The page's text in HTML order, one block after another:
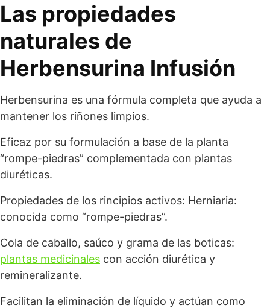
Las propiedades
naturales de
Herbensurina Infusión
Herbensurina es una fórmula completa que ayuda a
mantener los riñones limpios.
Eficaz por su formulación a base de la planta
“rompe-piedras” complementada con plantas
diuréticas.
Propiedades de los rincipios activos: Herniaria:
conocida como “rompe-piedras”.
Cola de caballo, saúco y grama de las boticas:
plantas medicinales con acción diurética y
remineralizante.
Facilitan la eliminación de líquido y actúan como